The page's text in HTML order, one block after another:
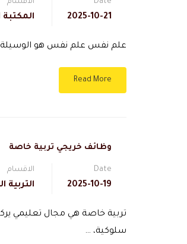
Date
2025-10-21
الاقسام
علم نفس علم نفس هو الوسيلة
Read More
وظائف خريجي تربية خاصة
Date
2025-10-19
الاقسام
التربية
تربية خاصة هي مجال تعليمي
سلوكية، …